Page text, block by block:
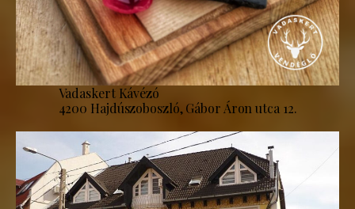
Vadaskert Kávézó
4200 Hajdúszoboszló, Gábor Áron utca 12.